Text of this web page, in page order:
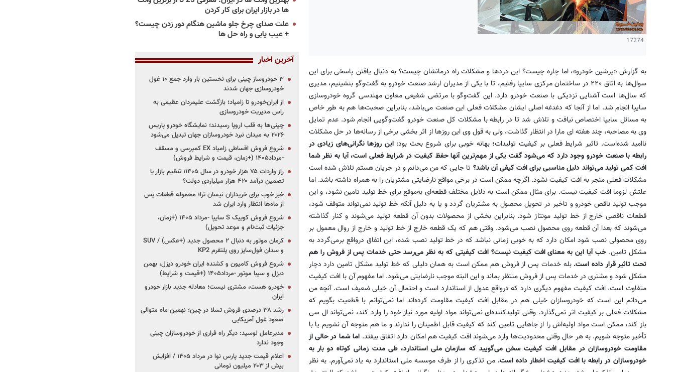
17274
به گزارش «پرشین خودرو»، اما چاره چیست؟ این دردها و مشکلات راه درمانشان چیست؟ به دنبال یافتن پاسخی برای این
سوال‌ها به اتاق ۲۲۰ در ساختمان مرکزی سایپا رفتیم، تا با یکی از مدیران ارشد صنعت خودرو به گفت‌وگو بنشینیم، مدیری
که سال‌ها است آشنایی نزدیکی با صنعت خودرو دارد. این گفت‌وگو با مرتضی شفیعی معاون مهندسی گروه خودرو‌سازی
سایپا انجام شد. اما از آنجا که دغدغه اصلی ایشان مشکلات فعلی این صنعت می‌باشد، بنابراین صحبت‌ها هم به طور خاص
به مسائل سایپا اختصاص نیافت و تلاش شد تا در رابطه با مشکلات کل صنعت خودرو گفت‌وگویی انجام شود. عدم تمایل
وی به مصاحبه، چند هفته ای مارا در انتظار گذاشت، ولی به قول وی این روزها از اثر بخشی برخی از رسانه‌ها در حل مشکلات
ناامید شده‌است. تاثیر شرایط فعلی بر کیفیت تولیدات؛ بهانه خوبی برای شروع بحث بود:این روزها نگرانی‌های زیادی در
رابطه با صنعت خودرو وجود دارد که می‌شود گفت یکی از مهم‌ترین آنها حفظ کیفیت در شرایط فعلی است، آیا به نظر شما
افت کمی تولید می‌تواند دلیل مناسبی برای افت کیفی آن باشد؟ تا جایی که من می‌دانم و در جریان هستم تلاش شده است
مشکلات فعلی منجر به افت کیفیت نشود. اگرچه ممکن است در برخی مواقع نارضایتی مشتریان را به همراه داشته باشد. اما
علتش لزوما افت کیفیت نیست. برای مثال ممکن است به دلایل مختلف قطعه‌ای به‌موقع برای خط تولید تامین نشود، و این
موجب تولید ناقص خودرو و تاخیر در تحویل محصول به مشتریان گردد و یا به دلیل آنکه خط تولید نمی‌تواند متوقف شود،
قطعات ناقصی خارج از خط تولید مونتاژ شود. بنابراین بخشی از محصولات بدون آن قطعه تولید می‌شوند و کنار گذاشته
می‌شوند که بعدا آن قطعه روی محصول نصب می‌شود. وقتی هم که یک قطعه خارج از خط تولید و خارج از روال معمول بر
روی محصولی نصب شود امکان دارد که به خوبی زمانی نباشد که در خط تولید نصب شده، این اتفاق در‌واقع برمی‌گردد به
مشکل تامین. خب آیا این به معنای افت کیفیت نیست؟ افت کیفیتی که به نظر می‌رسد حتی خدمات پس از فروش را هم
تحت تاثیر قرار داده است.بله خدمات پس از فروش هم ممکن است به همان دلیلی که خط تولید مشکل تامین دارد دچار
مشکل شود و مشتری در خدمات پس از فروش منتظر بماند و این البته موجب نارضایتی می‌شود. اما مفهوم آن با افت کیفیت
متفاوت است. افت کیفیت مفهوم دیگری دارد که در‌واقع عدول از استاندارد است و احتمال آن خیلی ضعیف است. آنچه من
می‌دانم این است که خودروسازان خیلی هم در مقابل افت کیفیت مقاومت کرده‌اند اما نمی‌توانم با قطعیت بگویم که
مشکلات فعلی بر کیفیت اثر نمی‌گذارد. وقتی تولیدکننده‌ای نمی‌تواند مواد اولیه مورد نیاز خود را وارد کند، نمی‌تواند ال سی
باز کند،‌ ممکن است مواد اولیه‌اش را از جاهایی تامین کند که کیفیت قابل اطمینان را ندارند و ما هم متوجه آن نشویم یا با
تأخیر متوجه شویم. به هر حال وقتی محدودیت‌ها وارد می‌شوند افت کیفیت هم امکان دارد اتفاق بیفتد. اما شما در حالی از
مقاومت خودروسازان در مقابل افت کیفیت سخن می‌گویید که سازمان ملی استاندارد، طی مدت زمانی کوتاه دو بار به
خودروسازان در رابطه با افت کیفیت اخطار داده است. من تذکری را از طرف موسسه ملی استاندارد به یاد نمی‌آورم. به نظر
ها در بازار ایران برای کار کردن
علت صدای چرخ جلو ماشین هنگام دور زدن چیست؟
+ عیب یابی و راه حل ها
آخرین اخبار
۳ خودروساز چینی برای نخستین بار وارد جمع ۱۰ غول
خودروسازی جهان شدند
از ایران‌خودرو تا زامیاد؛ بازگشت علیمردان عظیمی به
راس مدیریت خودروسازی
چینی‌ها به قلب اروپا رسیدند؛ نمایشگاه خودرو پاریس
۲۰۲۶ به میدان نبرد خودروسازان جهان تبدیل می‌شود
شروع فروش اقساطی زامیاد EX کمپرسی و مسقف
-مرداد۱۴۰۵ (+زمان، قیمت و شرایط فروش)
راز واردات ۷۵ هزار خودرو در سال ۱۴۰۵؛ تنظیم بازار یا
تضمین درآمد ۴۲۰ هزار میلیاردی دولت؟
خبر خوب برای خریداران نیسان ترا؛ محموله قطعات پس
از ماه‌ها انتظار وارد ایران شد
شروع فروش کوییک S سایپا -مرداد ۱۴۰۵ (+زمان،
جزئیات ثبت‌نام و موعد تحویل)
کرمان موتور به دنبال ۲ محصول جدید (+عکس) / SUV
و سدان فول‌سایز روی پلتفرم KP2
شروع فروش کامیون و کشنده ایران خودرو دیزل، بهمن
دیزل و سیبا موتور -مرداد۱۴۰۵ (+قیمت و شرایط)
خودرو هست، مشتری نیست؛ معادله جدید بازار خودرو
ایران
رشد ۳۸ درصدی فروش تسلا در چین؛ نهمین ماه متوالی
صعود غول آمریکایی
مدیرعامل لوسید: دیگر راه فراری از خودروسازان چینی
وجود ندارد
اعلام قیمت جدید پارس نوا در مرداد ۱۴۰۵ / افزایش
بیش از ۲۰۳ میلیون تومانی